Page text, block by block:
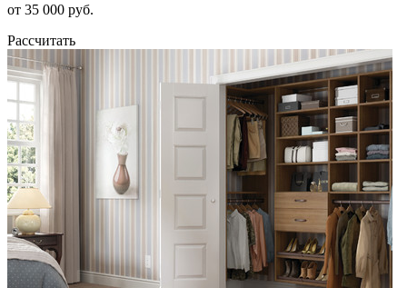
от 35 000 руб.
Рассчитать